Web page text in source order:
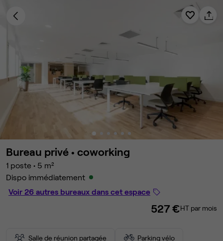
Bureau privé • coworking
1 poste • 5 m²
Dispo immédiatement
Voir 26 autres bureaux dans cet espace
527 €HT par mois
Salle de réunion partagée Parking vélo